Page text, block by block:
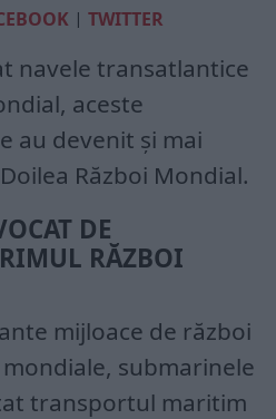
|TWITTER
navele transatlantice
aceste
au devenit și mai
Război Mondial.
DE
RĂZBOI
mijloace de război
submarinele
transportul maritim